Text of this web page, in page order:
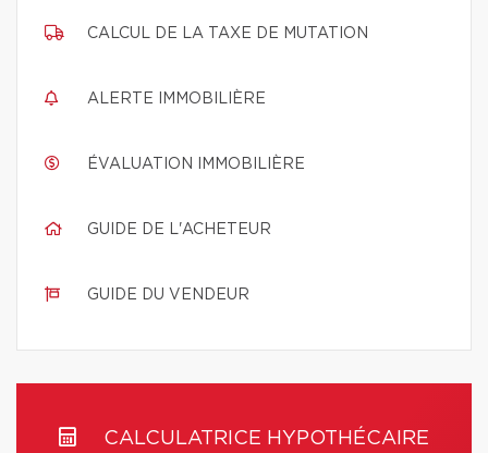
CALCUL DE LA TAXE DE MUTATION
ALERTE IMMOBILIÈRE
ÉVALUATION IMMOBILIÈRE
GUIDE DE L'ACHETEUR
GUIDE DU VENDEUR
CALCULATRICE HYPOTHÉCAIRE